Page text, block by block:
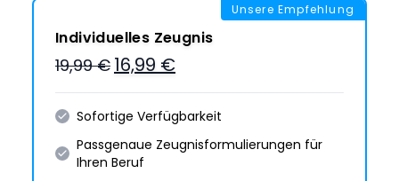
Unsere Empfehlung
Individuelles Zeugnis
19,99 € 16,99 €
Sofortige Verfügbarkeit
Passgenaue Zeugnis­formulie­rungen für
Ihren Beruf